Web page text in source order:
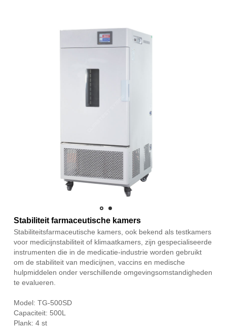
Stabiliteit farmaceutische kamers
Stabiliteitsfarmaceutische kamers, ook bekend als testkamers
voor medicijnstabiliteit of klimaatkamers, zijn gespecialiseerde
instrumenten die in de medicatie-industrie worden gebruikt
om de stabiliteit van medicijnen, vaccins en medische
hulpmiddelen onder verschillende omgevingsomstandigheden
te evalueren.
Model: TG-500SD
Capaciteit: 500L
Plank: 4 st